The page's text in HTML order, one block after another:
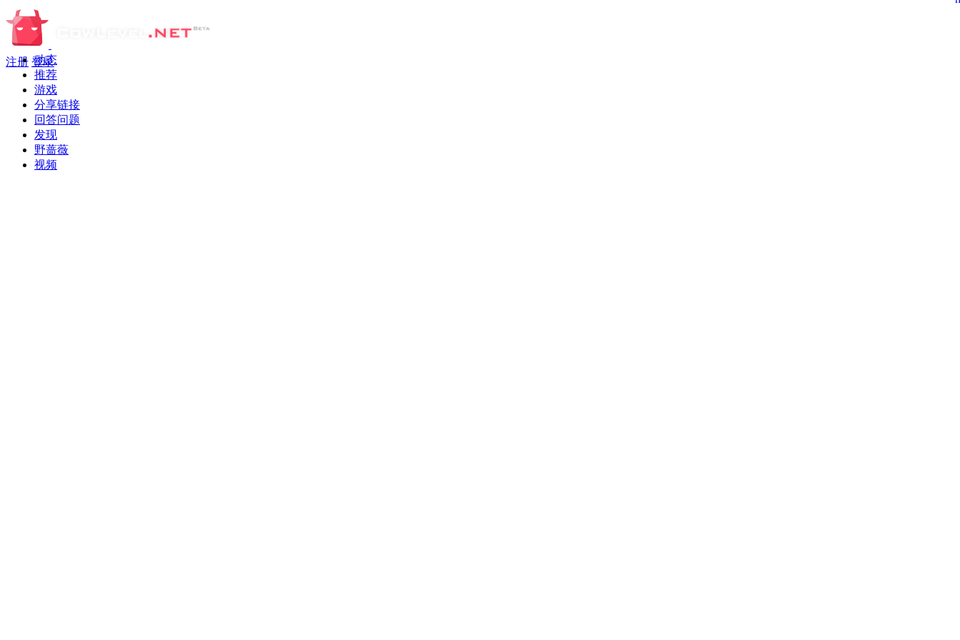
注册 登录
动态
推荐
游戏
分享链接
回答问题
发现
野蔷薇
视频